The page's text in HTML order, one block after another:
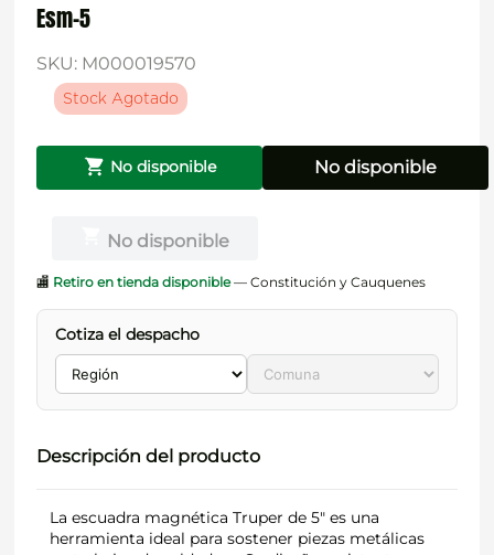
Esm-5
SKU: M000019570
Stock Agotado
No disponible No disponible
No disponible
🏬 Retiro en tienda disponible— Constitución y Cauquenes
Cotiza el despacho
Descripción del producto
La escuadra magnética Truper de 5" es una
herramienta ideal para sostener piezas metálicas